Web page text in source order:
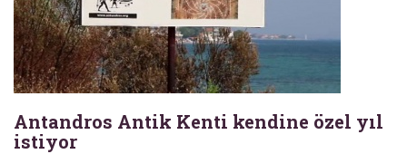
Antandros Antik Kenti kendine özel yıl
istiyor